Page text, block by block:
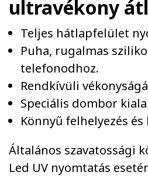
ultravékony
Teljes hátlapfelület
Puha, rugalmas
telefonodhoz.
Rendkívüli
Speciális dombor
Könnyű felhelyezés
Általános szavatossági
Led UV nyomtatás